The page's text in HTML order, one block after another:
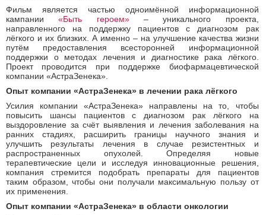
Фильм является частью одноимённой информационной
кампании«Быть героем»– уникального проекта,
направленного на поддержку пациентов с диагнозом рак
лёгкого и их близких. А именно – на улучшение качества жизни
путём предоставления всесторонней информационной
поддержки о методах лечения и диагностике рака лёгкого.
Проект проводится при поддержке биофармацевтической
компании «АстраЗенека».
Опыт компании «АстраЗенека» в лечении рака лёгкого
Усилия компании «АстраЗенека» направлены на то, чтобы
повысить шансы пациентов с диагнозом рак лёгкого на
выздоровление за счёт выявления и лечения заболевания на
ранних стадиях, расширить границы научного знания и
улучшить результаты лечения в случае резистентных и
распространенных опухолей. Определяя новые
терапевтические цели и исследуя инновационные решения,
компания стремится подобрать препараты для пациентов
таким образом, чтобы они получали максимальную пользу от
их применения.
Опыт компании «АстраЗенека» в области онкологии